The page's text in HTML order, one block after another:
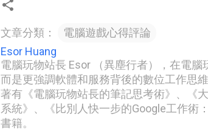
文章分類：
電腦遊戲心得評論
Esor Huang
電腦玩物站長 Esor （異塵行者），在電
而是更強調軟體和服務背後的數位工作思
著有《電腦玩物站長的筆記思考術》、《
系統》、《比別人快一步的Google工作術
書籍。